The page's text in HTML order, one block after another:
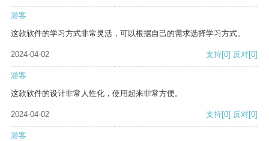
游客
这款软件的学习方式非常灵活，可以根据自己的需求选择学习方式。
2024-04-02 支持[0] 反对[0]
游客
这款软件的设计非常人性化，使用起来非常方便。
2024-04-02 支持[0] 反对[0]
游客